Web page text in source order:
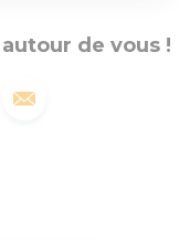
de vous !